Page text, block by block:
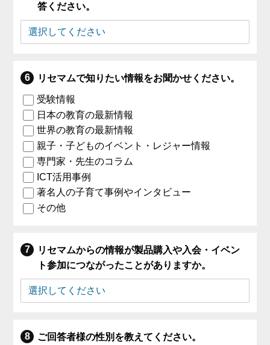
答ください。
リセマムで知りたい情報をお聞かせください。
受験情報
日本の教育の最新情報
世界の教育の最新情報
親子・子どものイベント・レジャー情報
専門家・先生のコラム
ICT活用事例
著名人の子育て事例やインタビュー
その他
リセマムからの情報が製品購入や入会・イベン
ト参加につながったことがありますか。
ご回答者様の性別を教えてください。